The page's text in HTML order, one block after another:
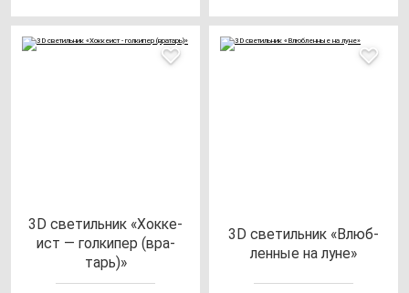
3D све­тиль­ник «Хок­ке­
ист — гол­ки­пер (вра­
тарь)»
3D све­тиль­ник «Влюб­
лен­ные на лу­не»